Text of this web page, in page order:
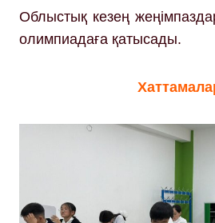
Облыстық кезең
олимпиадаға қатысады.